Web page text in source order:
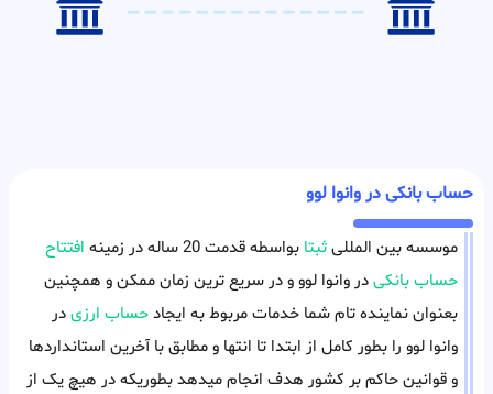
حساب بانکی در وانوا لوو
موسسه بین المللیثبتا بواسطه قدمت 20 ساله در زمینه
افتتاح
حساب بانکیدر وانوا لوو و در سریع ترین زمان ممکن و همچنین
بعنوان نماینده تام شما خدمات مربوط به ایجادحساب ارزیدر
وانوا لوو را بطور کامل از ابتدا تا انتها و مطابق با آخرین استانداردها
و قوانین حاکم بر کشور هدف انجام میدهد بطوریکه در هیچ یک از